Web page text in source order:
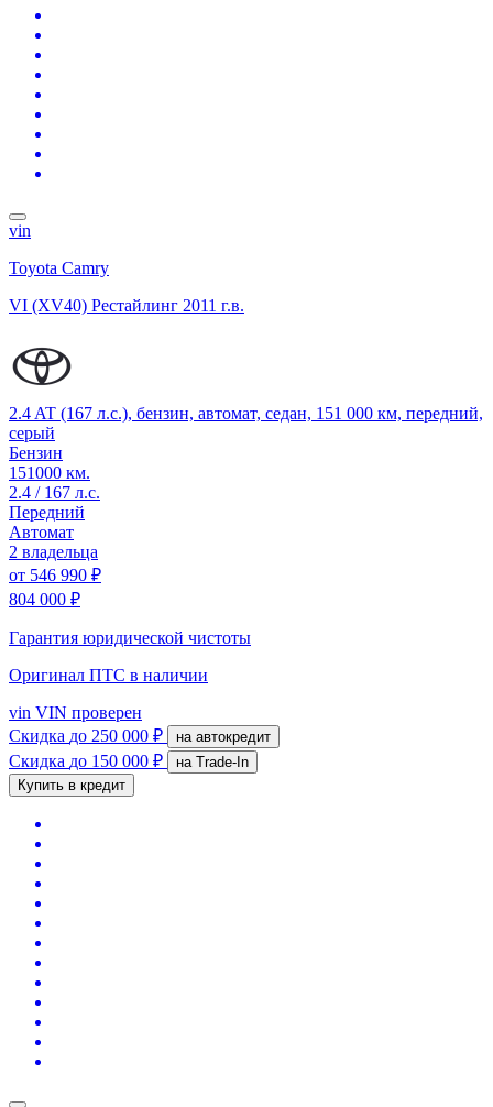
vin
Toyota Camry
VI (XV40) Рестайлинг 2011 г.в.
2.4 AT (167 л.с.), бензин, автомат, седан, 151 000 км, передний,
серый
Бензин
151000 км.
2.4 / 167 л.с.
Передний
Автомат
2 владельца
от 546 990 ₽
804 000 ₽
Гарантия юридической чистоты
Оригинал ПТС в наличии
vin VIN проверен
Скидка до 250 000 ₽ на автокредит
Скидка до 150 000 ₽
на Trade-In
Купить в кредит